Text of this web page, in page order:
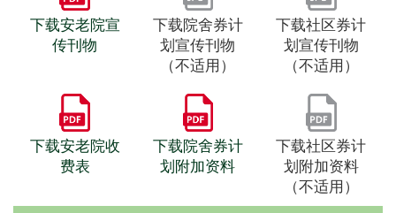
下载安老院宣
传刊物
下载院舍券计
划宣传刊物
（不适用）
下载社区券计
划宣传刊物
（不适用）
下载安老院收
费表
下载院舍券计
划附加资料
下载社区券计
划附加资料
（不适用）